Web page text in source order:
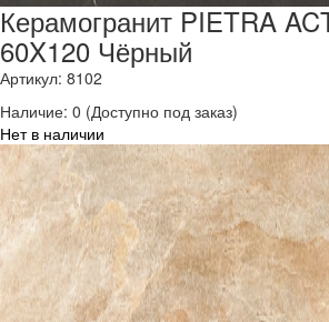
Керамогранит PIETRA
60X120 Чёрный
Артикул: 8102
Наличие: 0 (Доступно под заказ)
Нет в наличии